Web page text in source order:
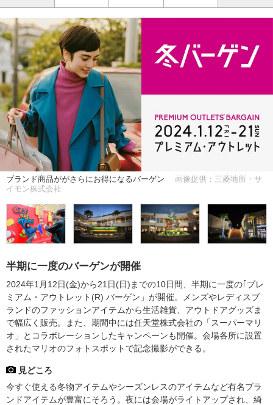
ブランド商品ががさらにお得になるバーゲン
画像提供：三菱地所・サ
イモン株式会社
半期に一度のバーゲンが開催
2024年1月12日(金)から21日(日)までの10日間、半期に一度の｢プレ
ミアム・アウトレット(R) バーゲン」が開催。メンズやレディスブ
ランドのファッションアイテムから生活雑貨、アウトドアグッズま
で幅広く販売。また、期間中には任天堂株式会社の「スーパーマリ
オ」とコラボレーションしたキャンペーンも開催。会場各所に設置
されたマリオのフォトスポットで記念撮影ができる。
見どころ
今すぐ使える冬物アイテムやシーズンレスのアイテムなど有名ブラ
ンドアイテムが豊富にそろう。夜には会場がライトアップされ、綺